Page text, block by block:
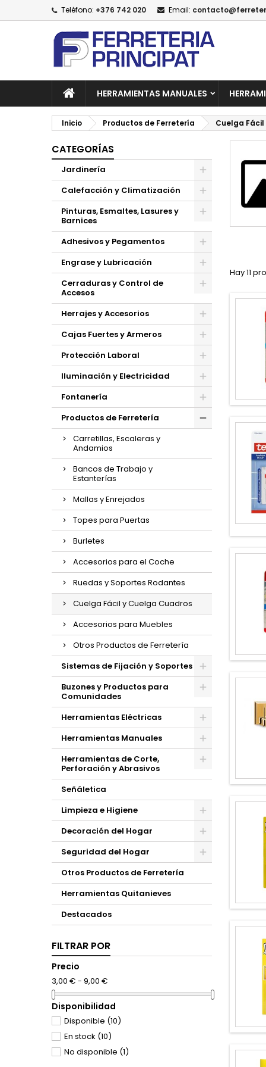
Teléfono: +376 742 020 Email:
HERRAMIENTAS MANUALES
Inicio Productos de Ferretería Cuelga
CATEGORÍAS
Jardinería
Calefacción y Climatización
Pinturas, Esmaltes, Lasures y
Barnices
Adhesivos y Pegamentos
Engrase y Lubricación
Cerraduras y Control de
Accesos
Herrajes y Accesorios
Cajas Fuertes y Armeros
Protección Laboral
Iluminación y Electricidad
Fontanería
Productos de Ferretería
Carretillas, Escaleras y
Andamios
Bancos de Trabajo y
Estanterías
Mallas y Enrejados
Topes para Puertas
Burletes
Accesorios para el Coche
Ruedas y Soportes Rodantes
Cuelga Fácil y Cuelga Cuadros
Accesorios para Muebles
Otros Productos de Ferretería
Sistemas de Fijación y Soportes
Buzones y Productos para
Comunidades
Herramientas Eléctricas
Herramientas Manuales
Herramientas de Corte,
Perforación y Abrasivos
Señáletica
Limpieza e Higiene
Decoración del Hogar
Seguridad del Hogar
Otros Productos de Ferretería
Herramientas Quitanieves
Destacados
FILTRAR POR
Precio
3,00 € - 9,00 €
Disponibilidad
Disponible (10)
En stock (10)
No disponible (1)
Hay 11